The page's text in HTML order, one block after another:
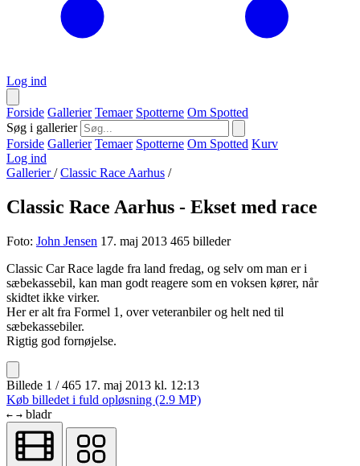
Log ind
Forside Gallerier Temaer Spotterne Om Spotted
Søg i gallerier
Forside Gallerier Temaer Spotterne Om Spotted Kurv
Log ind
Gallerier/ Classic Race Aarhus /
Classic Race Aarhus - Ekset med race
Foto: John Jensen 17. maj 2013 465 billeder
Classic Car Race lagde fra land fredag, og selv om man er i
sæbekassebil, kan man godt reagere som en voksen kører, når
skidtet ikke virker.
Her er alt fra Formel 1, over veteranbiler og helt ned til
sæbekassebiler.
Rigtig god fornøjelse.
Billede 1 / 465 17. maj 2013 kl. 12:13
Køb billedet i fuld opløsning (2.9 MP)
← → bladr